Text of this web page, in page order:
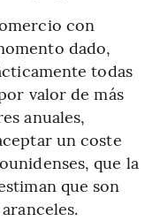
con
dado,
todas
valor de más
anuales,
un coste
que la
que son